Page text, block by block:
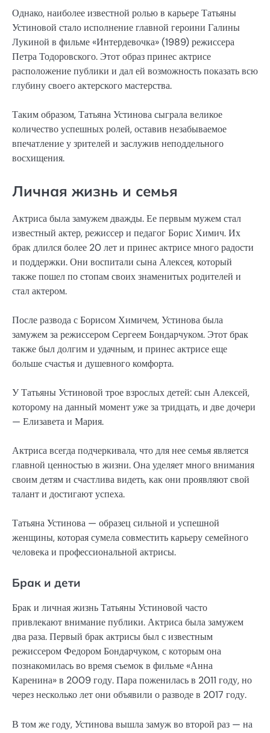
Однако, наиболее известной ролью в карьере Татьяны
Устиновой стало исполнение главной героини Галины
Лукиной в фильме «Интердевочка» (1989) режиссера
Петра Тодоровского. Этот образ принес актрисе
расположение публики и дал ей возможность показать всю
глубину своего актерского мастерства.
Таким образом, Татьяна Устинова сыграла великое
количество успешных ролей, оставив незабываемое
впечатление у зрителей и заслужив неподдельного
восхищения.
Личная жизнь и семья
Актриса была замужем дважды. Ее первым мужем стал
известный актер, режиссер и педагог Борис Химич. Их
брак длился более 20 лет и принес актрисе много радости
и поддержки. Они воспитали сына Алексея, который
также пошел по стопам своих знаменитых родителей и
стал актером.
После развода с Борисом Химичем, Устинова была
замужем за режиссером Сергеем Бондарчуком. Этот брак
также был долгим и удачным, и принес актрисе еще
больше счастья и душевного комфорта.
У Татьяны Устиновой трое взрослых детей: сын Алексей,
которому на данный момент уже за тридцать, и две дочери
— Елизавета и Мария.
Актриса всегда подчеркивала, что для нее семья является
главной ценностью в жизни. Она уделяет много внимания
своим детям и счастлива видеть, как они проявляют свой
талант и достигают успеха.
Татьяна Устинова — образец сильной и успешной
женщины, которая сумела совместить карьеру семейного
человека и профессиональной актрисы.
Брак и дети
Брак и личная жизнь Татьяны Устиновой часто
привлекают внимание публики. Актриса была замужем
два раза. Первый брак актрисы был с известным
режиссером Федором Бондарчуком, с которым она
познакомилась во время съемок в фильме «Анна
Каренина» в 2009 году. Пара поженилась в 2011 году, но
через несколько лет они объявили о разводе в 2017 году.
В том же году, Устинова вышла замуж во второй раз — на